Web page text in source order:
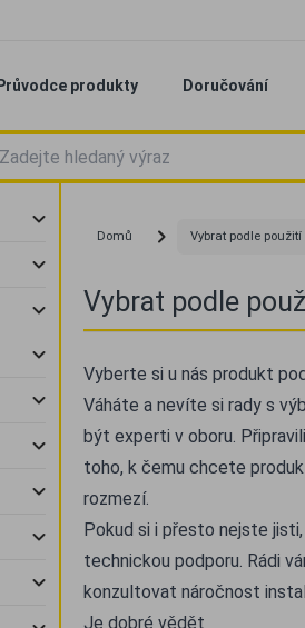
produkty Doručování
Domů Vybrat podle použití
Vybrat podle
Vyberte si u nás produkt
Váháte a nevíte si rady s
být experti v oboru.
toho, k čemu chcete
rozmezí.
Pokud si i přesto nejste
technickou podporu. Rádi
konzultovat náročnost
Je dobré vědět